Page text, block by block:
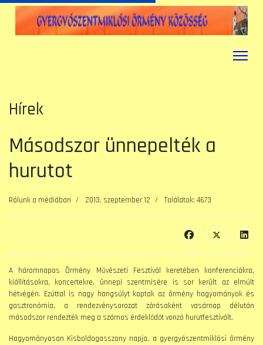
Hírek
Másodszor ünnepelték a
hurutot
Rólunk a médiában 2013. szeptember 12 Találatok: 4673
A háromnapos Örmény Művészeti Fesztivál keretében konferenciákra,
kiállításokra, koncertekre, ünnepi szentmisére is sor került az elmúlt
hétvégén. Ezúttal is nagy hangsúlyt kaptak az örmény hagyományok és
gasztronómia, a rendezvénysorozat zárásaként vasárnap délután
másodszor rendezték meg a számos érdeklődőt vonzó hurutfesztivált.
Hagyományosan Kisboldogasszony napja, a gyergyószentmiklósi örmény